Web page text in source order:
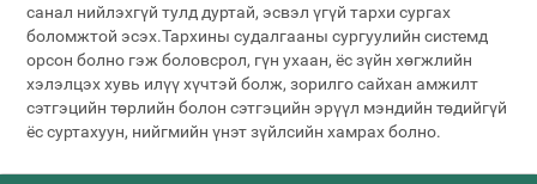
санал нийлэхгүй тулд дуртай, эсвэл үгүй ​​тархи сургах
боломжтой эсэх.Тархины судалгааны сургуулийн системд
орсон болно гэж боловсрол, гүн ухаан, ёс зүйн хөгжлийн
хэлэлцэх хувь илүү хүчтэй болж, зорилго сайхан амжилт
сэтгэцийн төрлийн болон сэтгэцийн эрүүл мэндийн төдийгүй
ёс суртахуун, нийгмийн үнэт зүйлсийн хамрах болно.